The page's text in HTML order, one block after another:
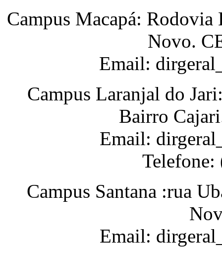
Campus Macapá:
Novo.
Email:
Campus Laranjal do
Bairro
Email:
Campus Santana :rua
Email: